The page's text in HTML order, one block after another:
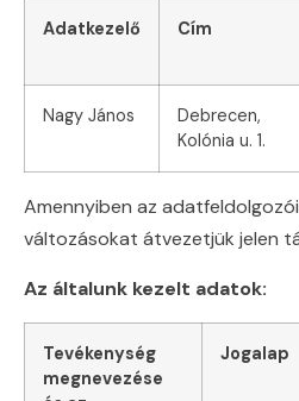
Adatkezelő Cím
Nagy János
Debrecen,
Kolónia u. 1.
Amennyiben az
változásokat átvezetjük jelen
Az általunk kezelt adatok:
Tevékenység
megnevezése
Jogalap